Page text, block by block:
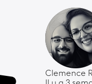
Clemence